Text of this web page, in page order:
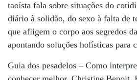
taoísta fala sobre situações do
diário à solidão, do sexo à falta de
que afligem o corpo aos segredos
apontando soluções holísticas para
Guia dos pesadelos – Como